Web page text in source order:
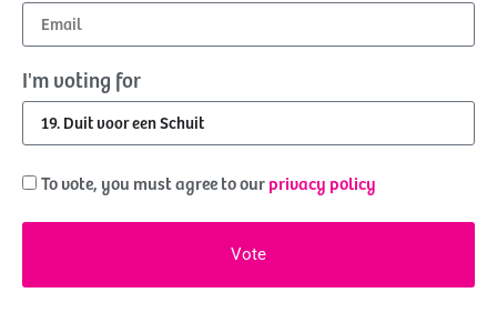
I'm voting for
To vote, you must agree to our privacy policy
Vote